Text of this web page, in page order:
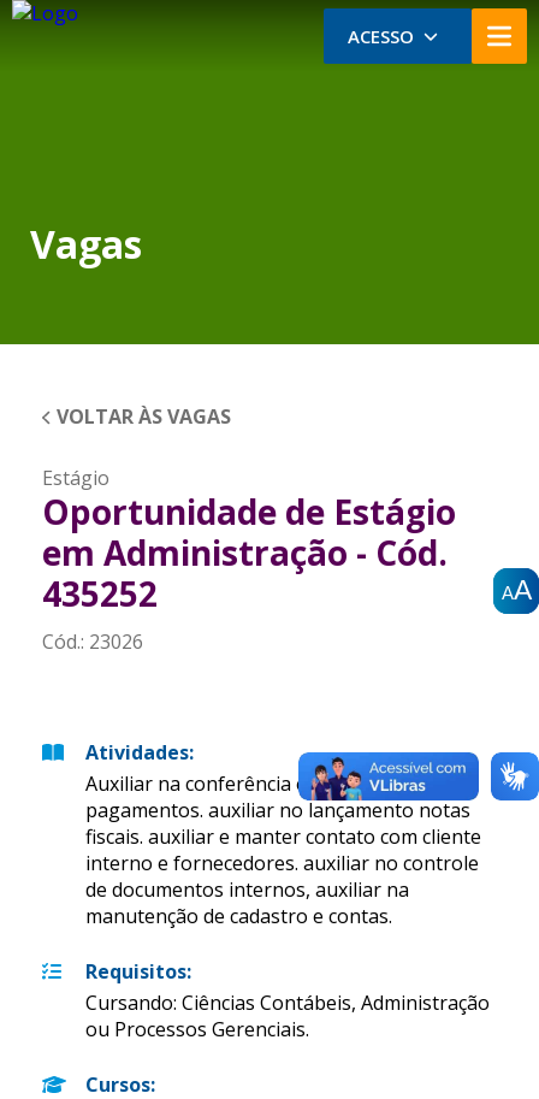
AA
AA
AA
ACESSO
Vagas
VOLTAR ÀS VAGAS
Estágio
Oportunidade de Estágio
em Administração - Cód.
435252
Cód.: 23026
Atividades:
Auxiliar na conferência e lançamento de
pagamentos. auxiliar no lançamento notas
fiscais. auxiliar e manter contato com cliente
interno e fornecedores. auxiliar no controle
de documentos internos, auxiliar na
manutenção de cadastro e contas.
Requisitos:
Cursando: Ciências Contábeis, Administração
ou Processos Gerenciais.
Cursos: